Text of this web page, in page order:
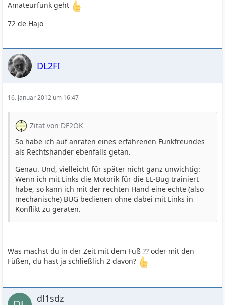
Amateurfunk geht
72 de Hajo
DL2FI
16. Januar 2012 um 16:47
Zitat von DF2OK
So habe ich auf anraten eines erfahrenen Funkfreundes
als Rechtshänder ebenfalls getan.
Genau. Und, vielleicht für später nicht ganz unwichtig:
Wenn ich mit Links die Motorik für die EL-Bug trainiert
habe, so kann ich mit der rechten Hand eine echte (also
mechanische) BUG bedienen ohne dabei mit Links in
Konflikt zu geraten.
Was machst du in der Zeit mit dem Fuß ?? oder mit den
Füßen, du hast ja schließlich 2 davon?
dl1sdz